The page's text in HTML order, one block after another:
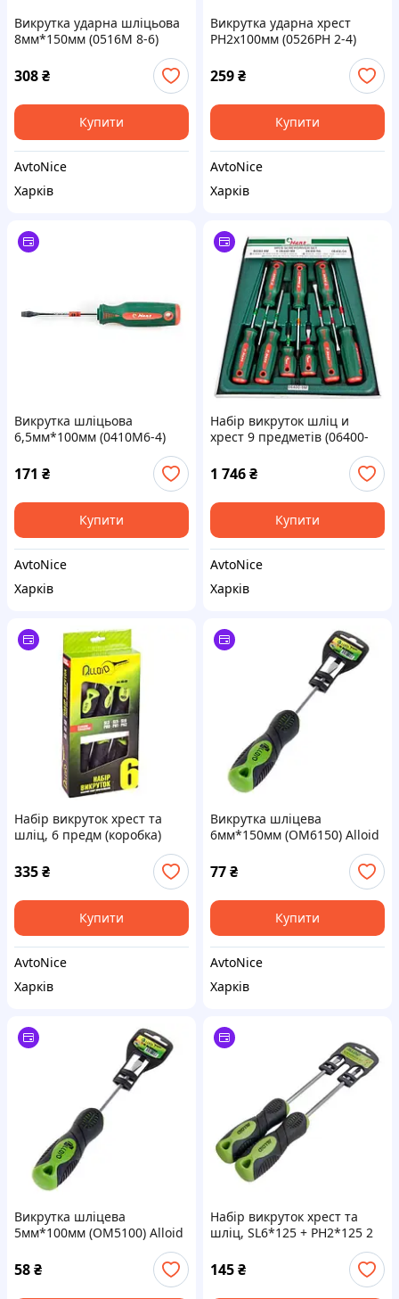
Викрутка ударна шліцьова
8мм*150мм (0516M 8-6)
308₴
Купити
AvtoNice
Харків
Викрутка ударна хрест
РН2х100мм (0526PH 2-4)
259₴
Купити
AvtoNice
Харків
Викрутка шліцьова
6,5мм*100мм (0410M6-4)
171 ₴
Купити
AvtoNice
Харків
Набір викруток шліц и
хрест 9 предметів (06400-
1 746₴
Купити
AvtoNice
Харків
Набір викруток хрест та
шліц, 6 предм (коробка)
335₴
Купити
AvtoNice
Харків
Викрутка шліцева
6мм*150мм (OM6150) Alloid
77₴
Купити
AvtoNice
Харків
Викрутка шліцева
5мм*100мм (OM5100) Alloid
58₴
Набір викруток хрест та
шліц, SL6*125 + PH2*125 2
145₴